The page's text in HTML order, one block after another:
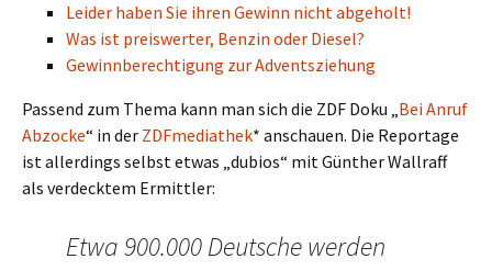
Leider haben Sie ihren Gewinn nicht abgeholt!
Was ist preiswerter, Benzin oder Diesel?
Gewinnberechtigung zur Adventsziehung
Passend zum Thema kann man sich die ZDF Doku „Bei Anruf
Abzocke“ in der ZDFmediathek* anschauen. Die Reportage
ist allerdings selbst etwas „dubios“ mit Günther Wallraff
als verdecktem Ermittler:
Etwa 900.000 Deutsche werden